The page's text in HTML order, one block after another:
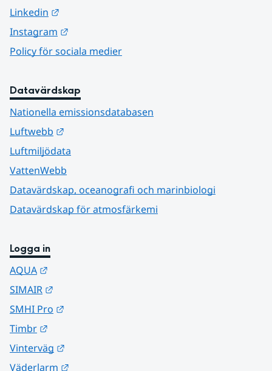
Linkedin
Instagram
Policy för sociala medier
Datavärdskap
Nationella emissionsdatabasen
Luftwebb
Luftmiljödata
VattenWebb
Datavärdskap, oceanografi och marinbiologi
Datavärdskap för atmosfärkemi
Logga in
AQUA
SIMAIR
SMHI Pro
Timbr
Vinterväg
Väderlarm